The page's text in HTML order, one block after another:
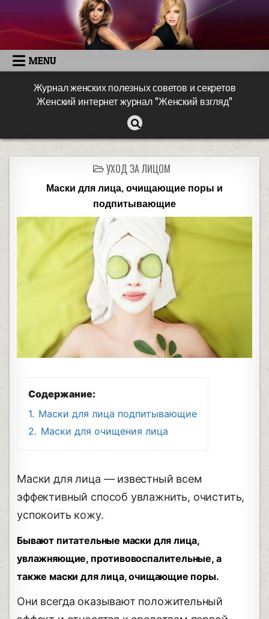
MENU
Журнал женских полезных советов и секретов
Женский интернет журнал "Женский взгляд"
УХОД ЗА ЛИЦОМ
Маски для лица, очищающие поры и
подпитывающие
Содержание:
1. Маски для лица подпитывающие
2. Маски для очищения лица
Маски для лица — известный всем
эффективный способ увлажнить, очистить,
успокоить кожу.
Бывают питательные маски для лица,
увлажняющие, противовоспалительные, а
также маски для лица, очищающие поры.
Они всегда оказывают положительный